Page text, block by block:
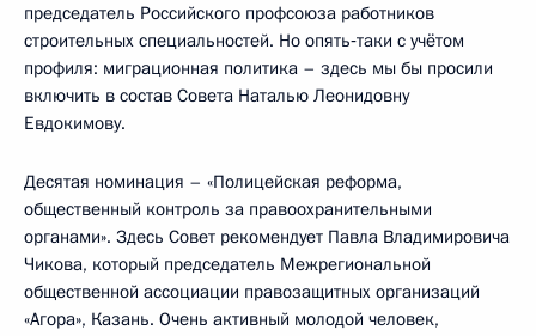
председатель Российского профсоюза работников
строительных специальностей. Но опять‑таки с учётом
профиля: миграционная политика – здесь мы бы просили
включить в состав Совета Наталью Леонидовну
Евдокимову.
Десятая номинация – «Полицейская реформа,
общественный контроль за правоохранительными
органами». Здесь Совет рекомендует Павла Владимировича
Чикова, который председатель Межрегиональной
общественной ассоциации правозащитных организаций
«Агора», Казань. Очень активный молодой человек,